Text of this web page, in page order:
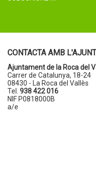
CONTACTA AMB
Ajuntament de la Roca del
Carrer de Catalunya, 18-24
08430 - La Roca del Vallès
Tel. 938 422 016
NIF P0818000B
a/e